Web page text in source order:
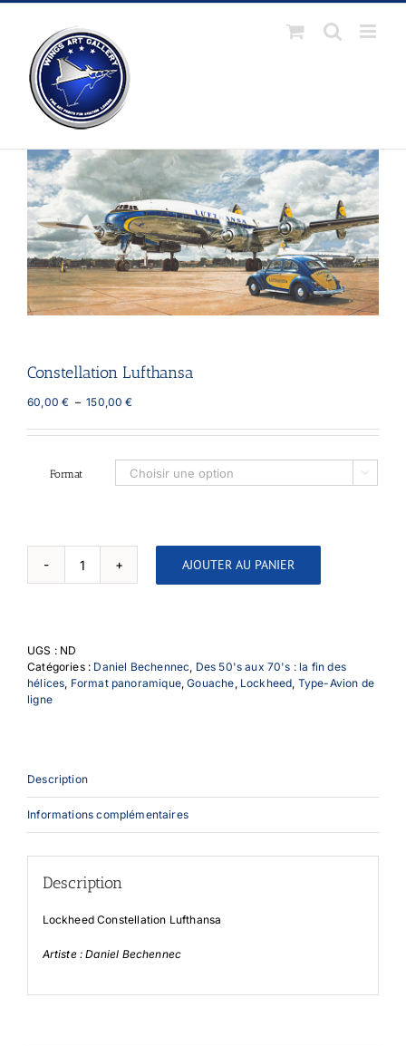
Passer
Constellation Lufthansa
60,00€ – 150,00€Plage
prix :
à
150,00 €
Format 
quantité
de
AJOUTER AU PANIER
UGS : ND
Catégories : Daniel Bechennec, Des 50's aux 70's : la fin des
hélices, Format panoramique,Gouache, Lockheed, Type-Avion de
ligne
Description
Informations complémentaires
Description
Lockheed Constellation Lufthansa
Artiste : Daniel Bechennec